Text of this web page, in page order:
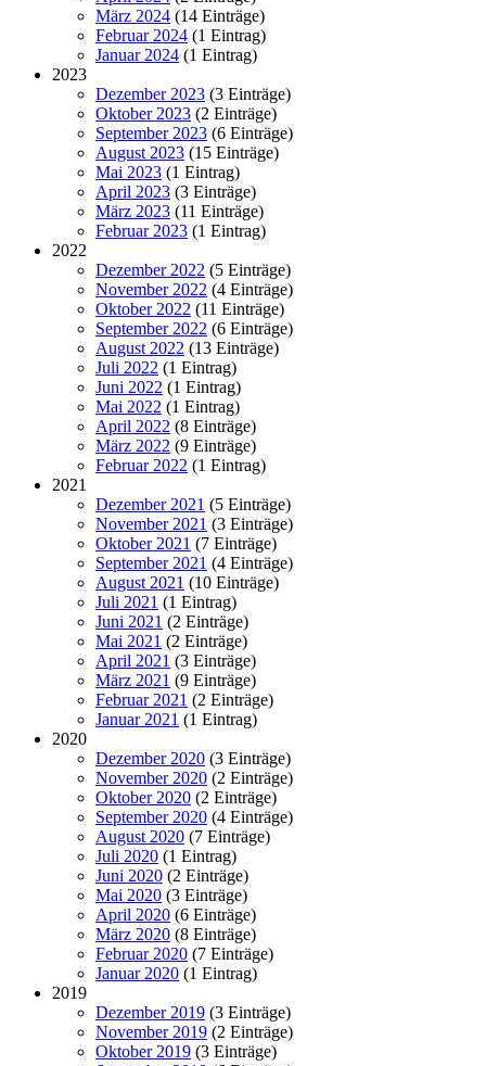
März 2024 (14 Einträge)
Februar 2024 (1 Eintrag)
Januar 2024 (1 Eintrag)
2023
Dezember 2023 (3 Einträge)
Oktober 2023 (2 Einträge)
September 2023 (6 Einträge)
August 2023 (15 Einträge)
Mai 2023 (1 Eintrag)
April 2023 (3 Einträge)
März 2023 (11 Einträge)
Februar 2023 (1 Eintrag)
2022
Dezember 2022 (5 Einträge)
November 2022 (4 Einträge)
Oktober 2022 (11 Einträge)
September 2022 (6 Einträge)
August 2022 (13 Einträge)
Juli 2022 (1 Eintrag)
Juni 2022 (1 Eintrag)
Mai 2022 (1 Eintrag)
April 2022 (8 Einträge)
März 2022 (9 Einträge)
Februar 2022 (1 Eintrag)
2021
Dezember 2021 (5 Einträge)
November 2021 (3 Einträge)
Oktober 2021 (7 Einträge)
September 2021 (4 Einträge)
August 2021 (10 Einträge)
Juli 2021 (1 Eintrag)
Juni 2021 (2 Einträge)
Mai 2021 (2 Einträge)
April 2021 (3 Einträge)
März 2021 (9 Einträge)
Februar 2021 (2 Einträge)
Januar 2021 (1 Eintrag)
2020
Dezember 2020 (3 Einträge)
November 2020 (2 Einträge)
Oktober 2020 (2 Einträge)
September 2020 (4 Einträge)
August 2020 (7 Einträge)
Juli 2020 (1 Eintrag)
Juni 2020 (2 Einträge)
Mai 2020 (3 Einträge)
April 2020 (6 Einträge)
März 2020 (8 Einträge)
Februar 2020 (7 Einträge)
Januar 2020 (1 Eintrag)
2019
Dezember 2019 (3 Einträge)
November 2019 (2 Einträge)
Oktober 2019 (3 Einträge)